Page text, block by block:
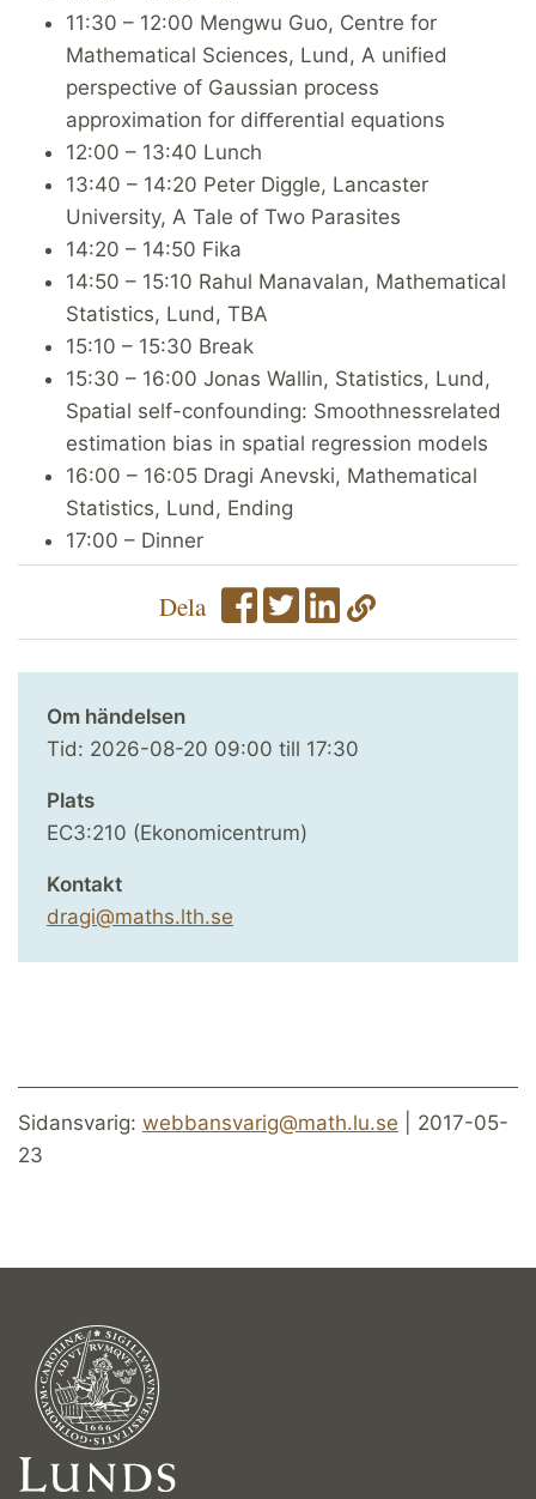
11:30 – 12:00 Mengwu Guo, Centre for
Mathematical Sciences, Lund, A unified
perspective of Gaussian process
approximation for diﬀerential equations
12:00 – 13:40 Lunch
13:40 – 14:20 Peter Diggle, Lancaster
University, A Tale of Two Parasites
14:20 – 14:50 Fika
14:50 – 15:10 Rahul Manavalan, Mathematical
Statistics, Lund, TBA
15:10 – 15:30 Break
15:30 – 16:00 Jonas Wallin, Statistics, Lund,
Spatial self-confounding: Smoothnessrelated
estimation bias in spatial regression models
16:00 – 16:05 Dragi Anevski, Mathematical
Statistics, Lund, Ending
17:00 – Dinner
Dela
Om händelsen
Tid: 2026-08-20 09:00 till 17:30
Plats
EC3:210 (Ekonomicentrum)
Kontakt
dragi@maths.lth.se
Sidansvarig: webbansvarig@math.lu.se | 2017-05-
23